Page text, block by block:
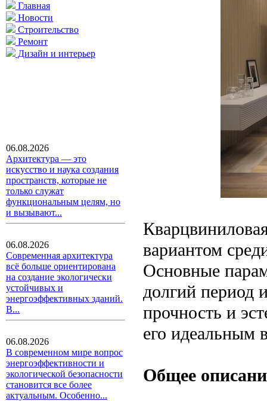
Главная
Новости
Строительство
Ремонт
Дизайн и интерьер
06.08.2026
Архитектура — это
искусство и наука создания
пространств, которые не
только служат
функциональным целям, но
и вызывают...
06.08.2026
Современная архитектура
всё больше ориентирована
на создание экологически
устойчивых и
энергоэффективных зданий.
В...
06.08.2026
В современном мире вопрос
энергоэффективности и
экологической безопасности
становится все более
актуальным. Особенно...
вариантом
Основные
долгий период
прочность и
его идеальным
Общее